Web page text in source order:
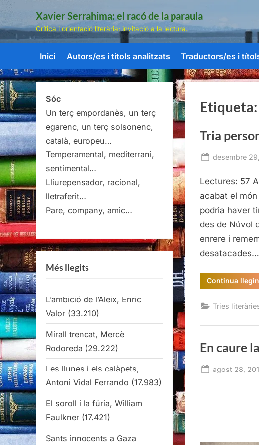
Skip
content
Xavier Serrahima: el racó de la paraula
Crítica i orientació literària: invitació a la lectura.
Inici Autors/es i títols analitzats Traductors/es i
Etiqueta:
Tria
Posted
desembre
Lectures: 57
acabat el
podria haver
des de Núvol
enrere i
desatacades…
Continua
Tries
En caure
Posted
agost 28,
Sóc
Un terç empordanès, un terç
egarenc, un terç solsonenc,
català, europeu…
Temperamental, mediterrani,
sentimental…
Lliurepensador, racional,
lletraferit…
Pare, company, amic…
Més llegits
L’ambició de l’Aleix, Enric
Valor (33.210)
Mirall trencat, Mercè
Rodoreda (29.222)
Les llunes i els calàpets,
Antoni Vidal Ferrando (17.983)
El soroll i la fúria, William
Faulkner (17.421)
Sants innocents a Gaza